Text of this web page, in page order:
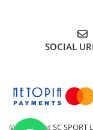
SOCIAL
©Copyright SC SPORT